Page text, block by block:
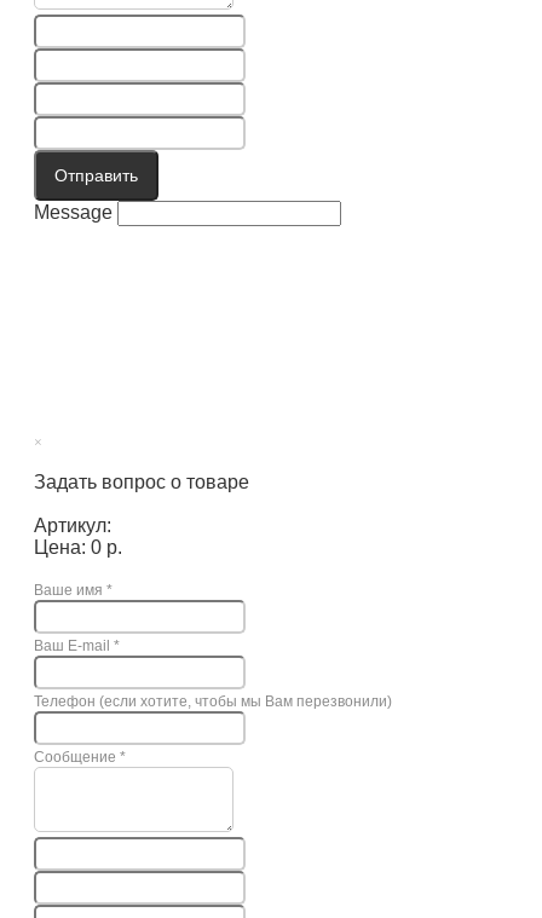
Отправить
Message
×
Задать вопрос о товаре
Артикул:
Цена: 0 р.
Ваше имя *
Ваш E-mail *
Телефон (если хотите, чтобы мы Вам перезвонили)
Сообщение *